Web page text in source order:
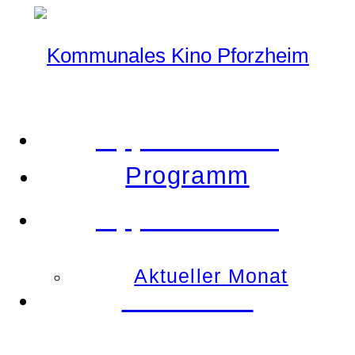
Programm
Aktueller Monat